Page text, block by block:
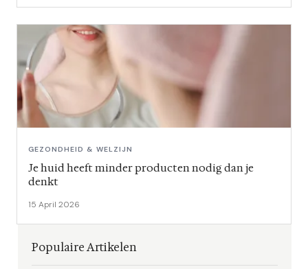
GEZONDHEID & WELZIJN
Je huid heeft minder producten nodig dan je
denkt
15 April 2026
Populaire Artikelen